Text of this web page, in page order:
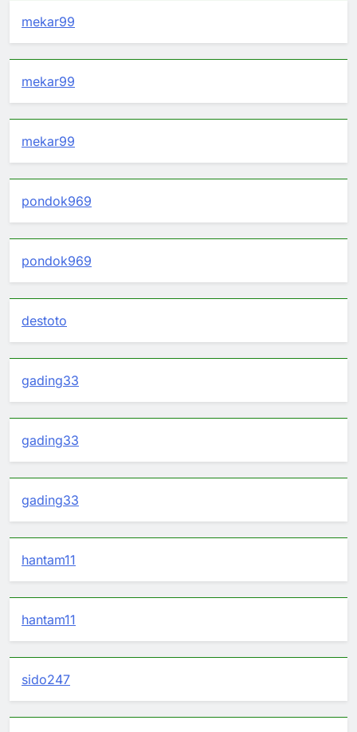
mekar99
mekar99
mekar99
pondok969
pondok969
destoto
gading33
gading33
gading33
hantam11
hantam11
sido247